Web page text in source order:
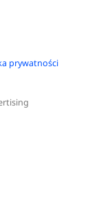
prywatności